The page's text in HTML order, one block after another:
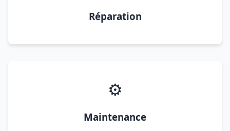
Réparation
⚙️
Maintenance